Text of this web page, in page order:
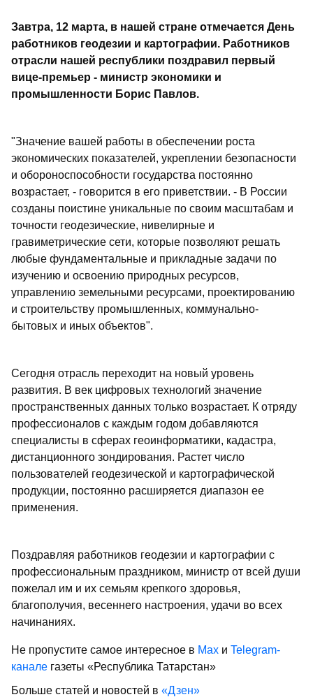
Завтра, 12 марта, в нашей стране отмечается День
работников геодезии и картографии. Работников
отрасли нашей республики поздравил первый
вице-премьер - министр экономики и
промышленности Борис Павлов.
"Значение вашей работы в обеспечении роста
экономических показателей, укреплении безопасности
и обороноспособности государства постоянно
возрастает, - говорится в его приветствии. - В России
созданы поистине уникальные по своим масштабам и
точности геодезические, нивелирные и
гравиметрические сети, которые позволяют решать
любые фундаментальные и прикладные задачи по
изучению и освоению природных ресурсов,
управлению земельными ресурсами, проектированию
и строительству промышленных, коммунально-
бытовых и иных объектов".
Сегодня отрасль переходит на новый уровень
развития. В век цифровых технологий значение
пространственных данных только возрастает. К отряду
профессионалов с каждым годом добавляются
специалисты в сферах геоинформатики, кадастра,
дистанционного зондирования. Растет число
пользователей геодезической и картографической
продукции, постоянно расширяется диапазон ее
применения.
Поздравляя работников геодезии и картографии с
профессиональным праздником, министр от всей души
пожелал им и их семьям крепкого здоровья,
благополучия, весеннего настроения, удачи во всех
начинаниях.
Не пропустите самое интересное в Max и Telegram-
канале газеты «Республика Татарстан»
Больше статей и новостей в «Дзен»